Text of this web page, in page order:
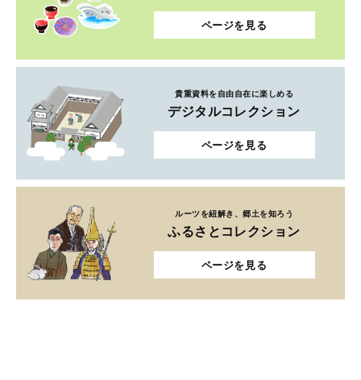
ページを見る
貴重資料を自由自在に楽しめる
デジタルコレクション
ページを見る
ルーツを紐解き、郷土を知ろう
ふるさとコレクション
ページを見る